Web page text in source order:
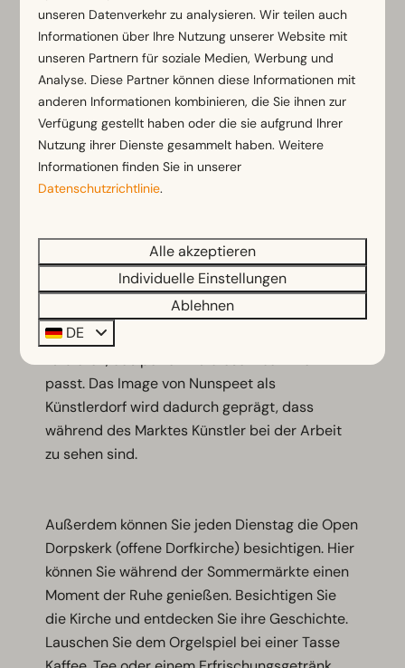
Künstlerischer Touch
Die Sommermärkte unterscheiden sich von
anderen Straßenmärkten und haben einen
deutlichen Nunspeeter Charakter. Durch die
Entscheidung für eine neue Zusammenarbeit
und besondere Zusatzaktivitäten haben die
NOS (Nunspeet Onderneemt Samen) und
Nunspeet uit de Kunst einen neuen Kurs
besuchten Märkten können Sie nun also eine
etwas andere Atmosphäre und ein etwas
anderes Angebot erwarten. Wichtig ist auch
das Angebot der Unternehmer aus Nunspeet
selbst; sie haben natürlich schon viel Schönes
passt. Das Image von Nunspeet als
Künstlerdorf wird dadurch geprägt, dass
während des Marktes Künstler bei der Arbeit
zu sehen sind.
Außerdem können Sie jeden Dienstag die Open
Dorpskerk (offene Dorfkirche) besichtigen. Hier
können Sie während der Sommermärkte einen
Moment der Ruhe genießen. Besichtigen Sie
die Kirche und entdecken Sie ihre Geschichte.
Lauschen Sie dem Orgelspiel bei einer Tasse
unseren Datenverkehr zu analysieren. Wir teilen auch
Informationen über Ihre Nutzung unserer Website mit
unseren Partnern für soziale Medien, Werbung und
Analyse. Diese Partner können diese Informationen mit
anderen Informationen kombinieren, die Sie ihnen zur
Verfügung gestellt haben oder die sie aufgrund Ihrer
Nutzung ihrer Dienste gesammelt haben. Weitere
Informationen finden Sie in unserer
Datenschutzrichtlinie.
Alle akzeptieren
Individuelle Einstellungen
Ablehnen
DE